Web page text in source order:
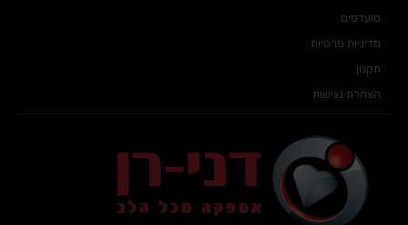
מועדפים
מדיניות פרטיות
תקנון
הצהרת נגישות